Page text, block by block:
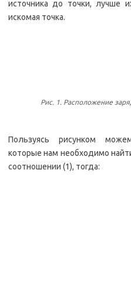
источника до точки, лучше
искомая точка.
Рис. 1. Расположение
Пользуясь рисунком
которые нам необходимо
соотношении (1), тогда: